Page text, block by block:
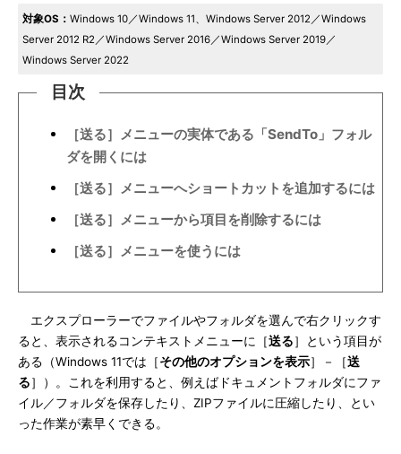
対象OS： Windows 10／Windows 11、Windows Server 2012／Windows
Server 2012 R2／Windows Server 2016／Windows Server 2019／
Windows Server 2022
目次
［送る］メニューの実体である「SendTo」フォル
ダを開くには
［送る］メニューへショートカットを追加するには
［送る］メニューから項目を削除するには
［送る］メニューを使うには
エクスプローラーでファイルやフォルダを選んで右クリックす
ると、表示されるコンテキストメニューに［送る］という項目が
ある（Windows 11では［その他のオプションを表示］－［送
る］）。これを利用すると、例えばドキュメントフォルダにファ
イル／フォルダを保存したり、ZIPファイルに圧縮したり、とい
った作業が素早くできる。